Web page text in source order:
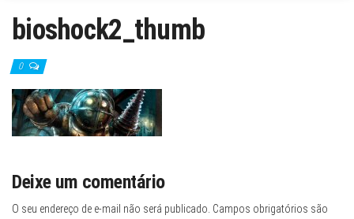
bioshock2_thumb
0
Deixe um comentário
O seu endereço de e-mail não será publicado. Campos obrigatórios são